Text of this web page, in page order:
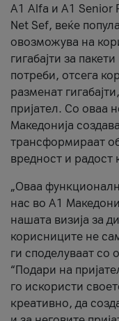
А1 Alfa и A1 Senior
Net Sef, веќе
овозможува на
гигабајти за
потреби, отсега
разменат
пријател. Со оваа
Македонија
трансформираат
вредност и радост
„Оваа
нас во А1
нашата визија за
корисниците не
ги споделуваат
“Подари на
го искористи
креативно, да